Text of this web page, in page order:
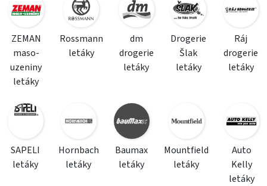
ZEMAN
maso-
uzeniny
letáky
Rossmann
letáky
dm
drogerie
letáky
Drogerie
Šlak
letáky
Ráj
drogerie
letáky
SAPELI
letáky
Hornbach
letáky
Baumax
letáky
Mountfield
letáky
Auto
Kelly
letáky